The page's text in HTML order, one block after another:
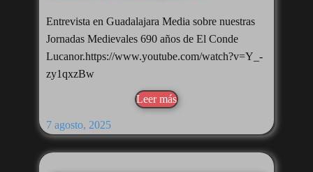
Entrevista en Guadalajara Media sobre nuestras
Jornadas Medievales 690 años de El Conde
Lucanor.https://www.youtube.com/watch?v=Y_-
zy1qxzBw
Leer más
7 agosto, 2025